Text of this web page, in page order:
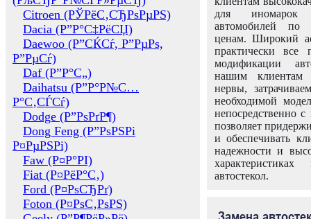
Citroen (РЎРёС‚СЂРѕРµРЅ)
Dacia (Р”Р°С‡РёСЏ)
Daewoo (Р”СЌСѓ, Р”РµРѕ,
Р”РµСѓ)
Daf (Р”Р°С„)
Daihatsu (Р”Р°Р№С…
Р°С‚СЃСѓ)
Dodge (Р”РѕРґР¶)
Dong Feng (Р”РѕРЅРі
Р¤РµРЅРі)
Faw (Р¤Р°РІ)
Fiat (Р¤РёР°С‚)
Ford (Р¤РѕСЂРґ)
Foton (Р¤РѕС‚РѕРЅ)
для иномарок
автомобилей
ценам. Широкий
практически все
модификации
нашим клиентам
нервы,
необходимой
непосредственно
позволяет
и обеспечивать
надежности и
автостекол.